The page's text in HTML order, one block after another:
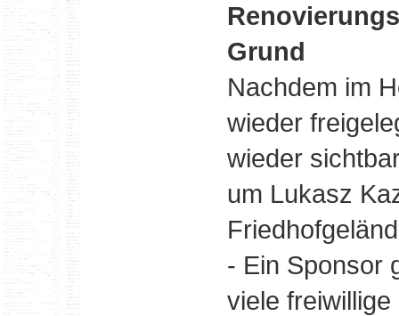
Grund
Nachdem im
wieder
wieder
um Lukasz
- Ein Sponsor
viele